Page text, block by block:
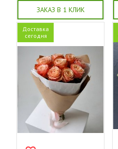
ЗАКАЗ В 1 КЛИК
Доставка
сегодня